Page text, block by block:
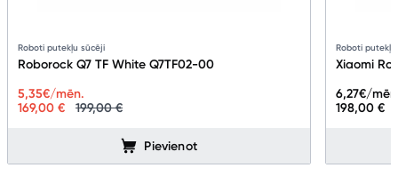
Roboti putekļu sūcēji
Roborock Q7 TF White Q7TF02-00
169,00 € 199,00 €
5,35€/mēn.
Pievienot
Roboti
Xiaomi
198,00 €
6,27€/